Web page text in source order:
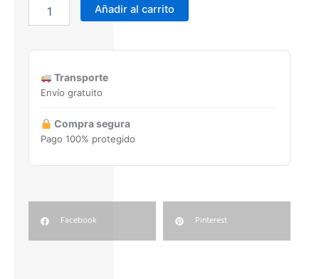
WHITE
GLOSS
cantidad
Añadir al carrito
Transporte
Envío gratuito
Compra segura
Pago 100% protegido
Facebook Pinterest